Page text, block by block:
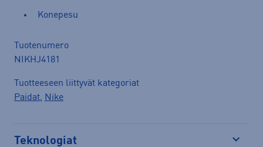
Konepesu
Tuotenumero
NIKHJ4181
Tuotteeseen liittyvät kategoriat
Paidat, Nike
Teknologiat